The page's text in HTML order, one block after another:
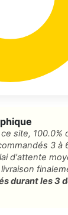
site, 100.0%
3 à
d'attente
durant les 3